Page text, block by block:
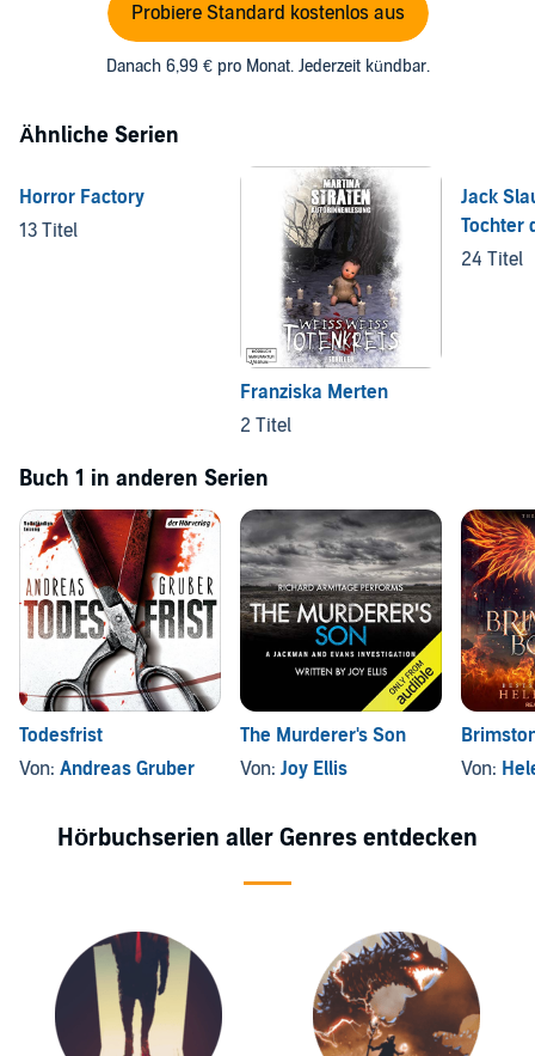
Probiere Standard kostenlos aus
Danach 6,99 € pro Monat. Jederzeit kündbar.
Ähnliche Serien
Horror Factory
13 Titel
Franziska Merten
2 Titel
Jack
Tochter
24 Titel
Buch 1 in anderen Serien
Todesfrist
Von: Andreas Gruber
The Murderer's Son
Von: Joy Ellis
Von:
Hörbuchserien aller Genres entdecken